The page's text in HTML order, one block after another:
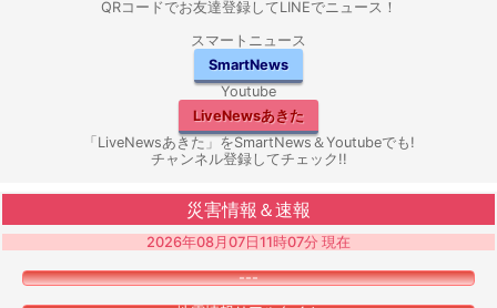
QRコードでお友達登録してLINEでニュース！
スマートニュース
SmartNews
Youtube
LiveNewsあきた
「LiveNewsあきた」をSmartNews＆Youtubeでも!
チャンネル登録してチェック!!
災害情報＆速報
2026年08月07日11時07分 現在
---